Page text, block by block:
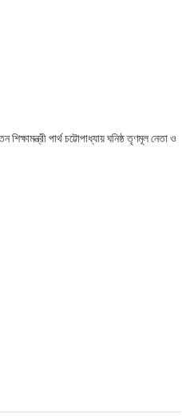
পার্থ চট্টোপাধ্যায় ঘনিষ্ঠ তৃণমূল নেতা ও